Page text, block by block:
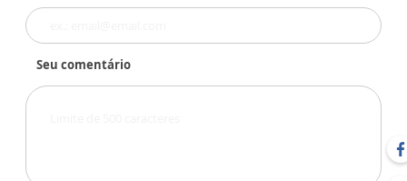
Seu comentário